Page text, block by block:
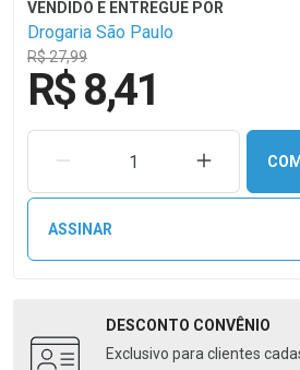
Drogaria São Paulo
R$ 27,99
R$ 8,41
REMOVER UMA UNIDADEAUMENTAR
ASSINAR
DESCONTO CONVÊNIO
Exclusivo para clientes